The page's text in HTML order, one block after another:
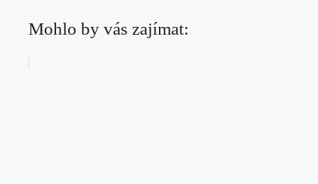
Mohlo by vás zajímat: